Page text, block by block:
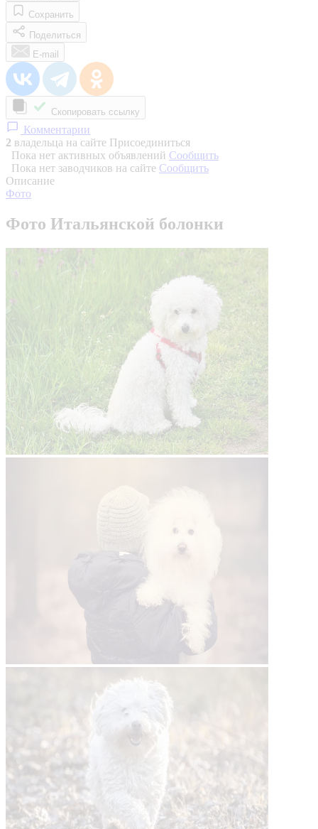
Сохранить
Поделиться
E-mail
Скопировать ссылку
Комментарии
2 владельца на сайте Присоединиться
Пока нет активных объявлений Сообщить
Пока нет заводчиков на сайте Сообщить
Описание
Фото
Фото Итальянской болонки